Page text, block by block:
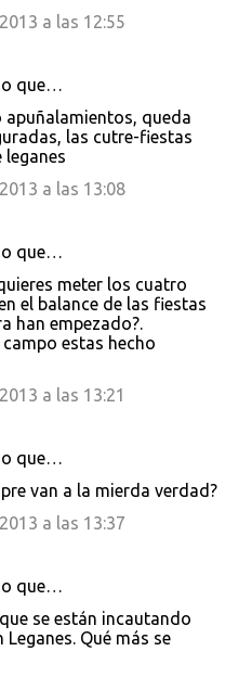
a las 12:55
que…
apuñalamientos, queda
las cutre-fiestas
leganes
a las 13:08
que…
meter los cuatro
el balance de las fiestas
han empezado?.
estas hecho
a las 13:21
que…
van a la mierda verdad?
a las 13:37
que…
se están incautando
Qué más se